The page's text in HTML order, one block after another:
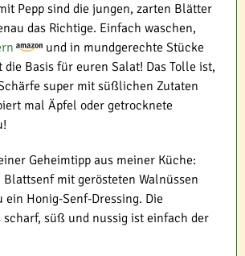
Pepp sind die jungen, zarten Blätter
das Richtige. Einfach waschen,
und in mundgerechte Stücke
Basis für euren Salat! Das Tolle ist,
super mit süßlichen Zutaten
mal Äpfel oder getrocknete
Geheimtipp aus meiner Küche:
mit gerösteten Walnüssen
ein Honig-Senf-Dressing. Die
scharf, süß und nussig ist einfach der